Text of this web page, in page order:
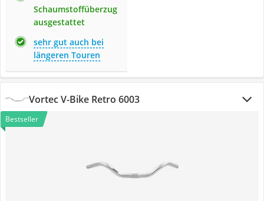
Schaumstoffüberzug
ausgestattet
sehr gut auch bei
längeren Touren
Vortec V-Bike Retro 6003
Bestseller